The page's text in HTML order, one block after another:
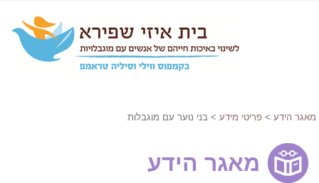
מאגר הידע > פריטי מידע > בני נוער עם מוגבלות
מאגר הידע